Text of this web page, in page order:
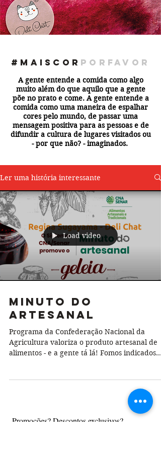
#maiscor porfavor
A gente entende a comida como algo
muito além do que aquilo que a gente
põe no prato e come. A gente entende a
comida como uma maneira de espalhar
cores pelo mundo, de passar uma
mensagem positiva para as pessoas e de
difundir a cultura de lugares visitados ou
- por que não? - imaginados.
Ler uma história interessante
Load video
Minuto do
Artesanal
Programa da Confederação Nacional da
Agricultura valoriza o produto artesanal de
alimentos - e a gente tá lá! Fomos indicados
Promoções? Descontos exclusivos?